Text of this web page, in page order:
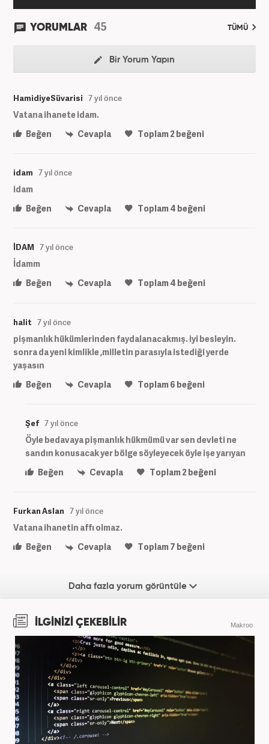
YORUMLAR 45 TÜMÜ
Bir Yorum Yapın
HamidiyeSüvarisi 7 yıl önce
Vatana ihanete idam.
Beğen
Cevapla Toplam2 beğeni
idam 7 yıl önce
idam
Beğen
Cevapla Toplam4 beğeni
İDAM 7 yıl önce
İdamm
Beğen
Cevapla Toplam4 beğeni
halit 7 yıl önce
pişmanlık hükümlerinden faydalanacakmış. iyi besleyin.
sonra da yeni kimlikle ,milletin parasıyla istediği yerde
yaşasın
Beğen
Cevapla Toplam6 beğeni
Şef 7 yıl önce
Öyle bedavaya pişmanlık hükmümü var sen devleti ne
sandın konusacak yer bölge söyleyecek öyle işe yarıyan
Beğen
Cevapla Toplam2beğeni
Furkan Aslan 7 yıl önce
Vatana ihanetin affı olmaz.
Beğen
Cevapla Toplam7 beğeni
Daha fazla yorum görüntüle
İLGİNİZİ ÇEKEBİLİR Makroo